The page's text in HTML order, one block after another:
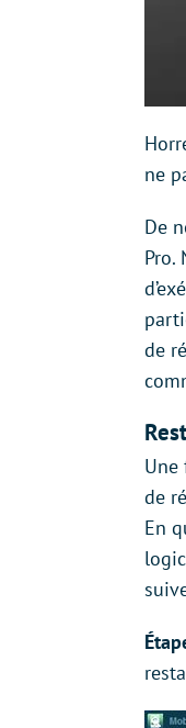
ne
De
Pro.
de
Une
de
En